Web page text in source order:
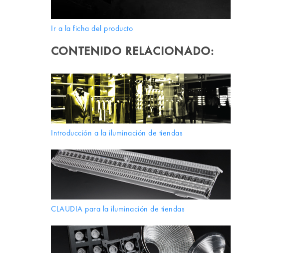
Ir a la ficha del producto
CONTENIDO RELACIONADO:
Introducción a la iluminación de tiendas
CLAUDIA para la iluminación de tiendas